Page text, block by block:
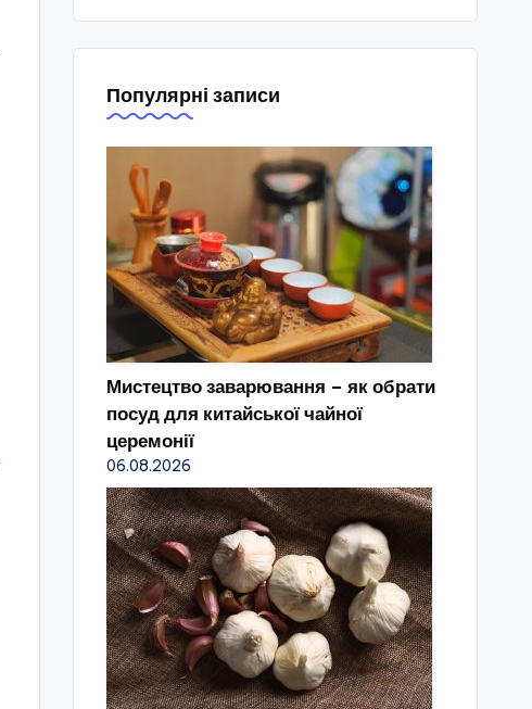
Популярні записи
Мистецтво заварювання – як обрати
посуд для китайської чайної
церемонії
06.08.2026